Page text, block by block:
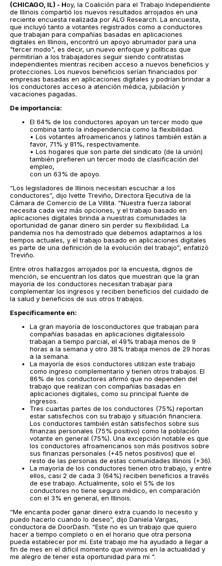
(CHICAGO, IL) - Hoy, la Coalición para el Trabajo Independiente
de Illinois compartió los nuevos resultados arrojados en una
reciente encuesta realizada por ALG Research. La encuesta,
que incluyó tanto a votantes registrados como a conductores
que trabajan para compañías basadas en aplicaciones
digitales en Illinois, encontró un apoyo abrumador para una
"tercer modo", es decir, un nuevo enfoque y políticas que
permitirían a los trabajadores seguir siendo contratistas
independientes mientras reciben acceso a nuevos beneficios y
protecciones. Los nuevos beneficios serían financiados por
empresas basadas en aplicaciones digitales y podrían brindar a
los conductores acceso a atención médica, jubilación y
vacaciones pagadas.
De importancia:
El 64% de los conductores apoyan un tercer modo que
combina tanto la independencia como la flexibilidad.
• Los votantes afroamericanos y latinos también están a
favor, 71% y 81%, respectivamente.
• Los hogares que son parte del sindicato (de la unión)
también prefieren un tercer modo de clasificación del
empleo,
con un 63% de apoyo.
“Los legisladores de Illinois necesitan escuchar a los
conductores”, dijo Ivette Treviño, Directora Ejecutiva de la
Cámara de Comercio de La Villita. “Nuestra fuerza laboral
necesita cada vez más opciones, y el trabajo basado en
aplicaciones digitales brinda a nuestras comunidades la
oportunidad de ganar dinero sin perder su flexibilidad. La
pandemia nos ha demostrado que debemos adaptarnos a los
tiempos actuales, y el trabajo basado en aplicaciones digitales
es parte de una definición de la evolución del trabajo”, enfatizó
Treviño.
Entre otros hallazgos arrojados por la encuesta, dignos de
mención, se encuentran los datos que muestran que la gran
mayoría de los conductores necesitan trabajar para
complementar los ingresos y reciben beneficios del cuidado de
la salud y beneficios de sus otros trabajos.
Específicamente en:
La gran mayoría de losconductores que trabajan para
compañías basadas en aplicaciones digitalessolo
trabajan a tiempo parcial, el 49% trabaja menos de 9
horas a la semana y otro 38% trabaja menos de 29 horas
a la semana.
La mayoría de esos conductores utilizan este trabajo
como ingreso complementario y tienen otros trabajos. El
86% de los conductores afirmó que no dependen del
trabajo que realizan con compañías basadas en
aplicaciones digitales, como su principal fuente de
ingresos.
Tres cuartas partes de los conductores (75%) reportan
estar satisfechos con su trabajo y situación financiera.
Los conductores también están satisfechos sobre sus
finanzas personales (75% positivo) como la población
votante en general (75%). Una excepción notable es que
los conductores afroamericanos son más positivos sobre
sus finanzas personales (+45 netos positivos) que el
resto de las personas de estas comunidades Illinois (+36).
La mayoría de los conductores tienen otro trabajo, y entre
ellos, casi 2 de cada 3 (64%) reciben beneficios a través
de ese trabajo. Actualmente, solo el 5% de los
conductores no tiene seguro médico, en comparación
con el 3% en general, en Illinois.
“Me encanta poder ganar dinero extra cuando lo necesito y
puedo hacerlo cuando lo deseo”, dijo Daniela Vargas,
conductora de DoorDash. “Este no es un trabajo que quiero
hacer a tiempo completo o en el horario que otra persona
pueda establecer por mí. Este trabajo me ha ayudado a llegar a
fin de mes en el difícil momento que vivimos en la actualidad y
me alegro de tener esta oportunidad para mí ".